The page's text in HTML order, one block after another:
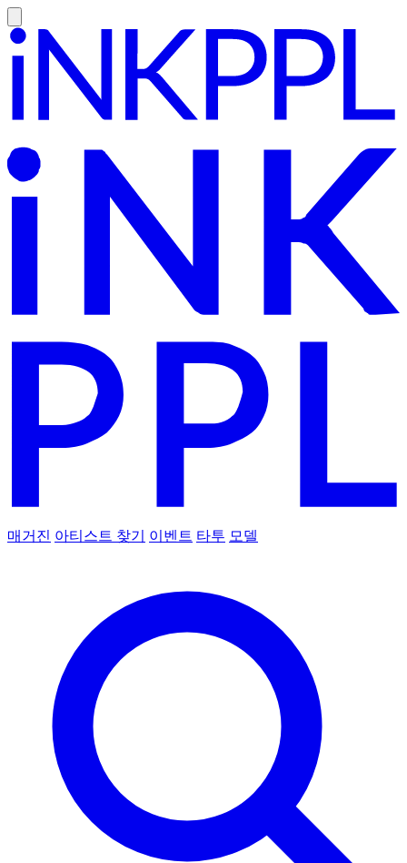
매거진 아티스트 찾기 이벤트 타투 모델